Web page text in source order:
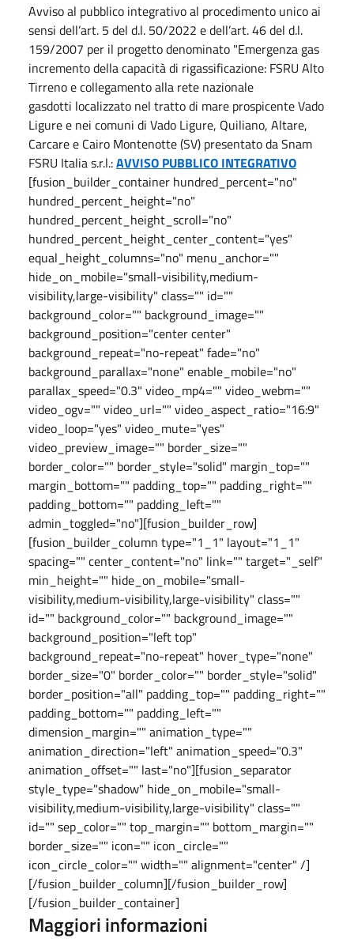
Avviso al pubblico integrativo al procedimento unico ai
sensi dell’art. 5 del d.l. 50/2022 e dell’art. 46 del d.l.
159/2007 per il progetto denominato "Emergenza gas
incremento della capacità di rigassificazione: FSRU Alto
Tirreno e collegamento alla rete nazionale
gasdotti localizzato nel tratto di mare prospicente Vado
Ligure e nei comuni di Vado Ligure, Quiliano, Altare,
Carcare e Cairo Montenotte (SV) presentato da Snam
FSRU Italia s.r.l.:AVVISO PUBBLICO INTEGRATIVO
[fusion_builder_container hundred_percent="no"
hundred_percent_height="no"
hundred_percent_height_scroll="no"
hundred_percent_height_center_content="yes"
equal_height_columns="no" menu_anchor=""
hide_on_mobile="small-visibility,medium-
visibility,large-visibility" class="" id=""
background_color="" background_image=""
background_position="center center"
background_repeat="no-repeat" fade="no"
background_parallax="none" enable_mobile="no"
parallax_speed="0.3" video_mp4="" video_webm=""
video_ogv="" video_url="" video_aspect_ratio="16:9"
video_loop="yes" video_mute="yes"
video_preview_image="" border_size=""
border_color="" border_style="solid" margin_top=""
margin_bottom="" padding_top="" padding_right=""
padding_bottom="" padding_left=""
admin_toggled="no"][fusion_builder_row]
[fusion_builder_column type="1_1" layout="1_1"
spacing="" center_content="no" link="" target="_self"
min_height="" hide_on_mobile="small-
visibility,medium-visibility,large-visibility" class=""
id="" background_color="" background_image=""
background_position="left top"
background_repeat="no-repeat" hover_type="none"
border_size="0" border_color="" border_style="solid"
border_position="all" padding_top="" padding_right=""
padding_bottom="" padding_left=""
dimension_margin="" animation_type=""
animation_direction="left" animation_speed="0.3"
animation_offset="" last="no"][fusion_separator
style_type="shadow" hide_on_mobile="small-
visibility,medium-visibility,large-visibility" class=""
id="" sep_color="" top_margin="" bottom_margin=""
border_size="" icon="" icon_circle=""
icon_circle_color="" width="" alignment="center" /]
[/fusion_builder_column][/fusion_builder_row]
[/fusion_builder_container]
Maggiori informazioni